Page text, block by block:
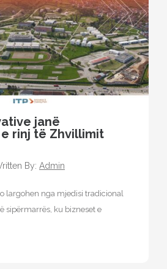
janë
rinj të Zhvillimit
By: Admin
largohen nga mjedisi tradicional
sipërmarrës, ku bizneset e